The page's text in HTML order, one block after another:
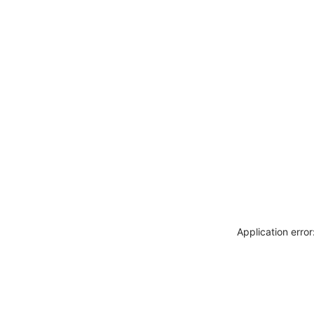
Application